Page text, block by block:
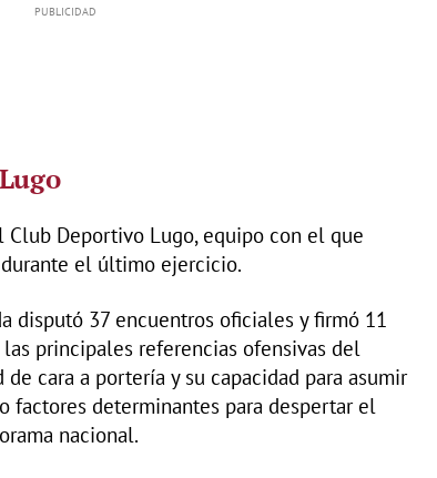
Deportivo Lugo, equipo con el que
el último ejercicio.
disputó 37 encuentros oficiales y firmó 11
principales referencias ofensivas del
cara a portería y su capacidad para asumir
factores determinantes para despertar el
nacional.